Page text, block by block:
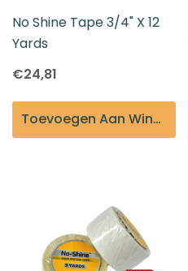
No Shine Tape 3/4" X 12
Yards
€24,81
Toevoegen Aan Winkelmandje